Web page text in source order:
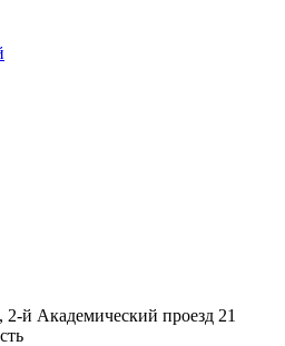
2-й Академический проезд 21